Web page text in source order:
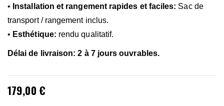
• Installation et rangement rapides et faciles: Sac de
transport / rangement inclus.
• Esthétique: rendu qualitatif.
Délai de livraison: 2 à 7 jours ouvrables.
179,00 €